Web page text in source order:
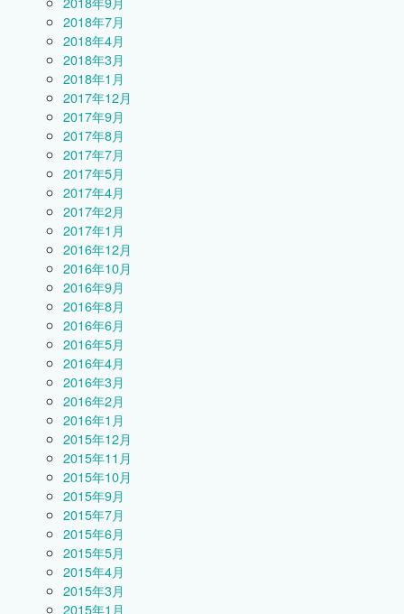
2018年7月
2018年4月
2018年3月
2018年1月
2017年12月
2017年9月
2017年8月
2017年7月
2017年5月
2017年4月
2017年2月
2017年1月
2016年12月
2016年10月
2016年9月
2016年8月
2016年6月
2016年5月
2016年4月
2016年3月
2016年2月
2016年1月
2015年12月
2015年11月
2015年10月
2015年9月
2015年7月
2015年6月
2015年5月
2015年4月
2015年3月
2015年1月